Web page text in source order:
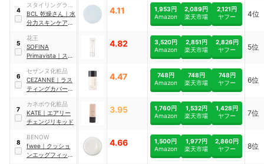
4
スタイリングライ
フ・ホールディン
グス
BCL 乾燥さん ｜ 水
分力スキンケア ク
ーション
4.11
1,953円
Amazon
2,089円
楽天市場
2,121円
ヤフー
4位
5
花王
SOFINA
Primavista ｜ ステ
4.82
3,520円
Amazon
2,851円
楽天市場
2,826円
ヤフー
5位
6
セザンヌ化粧品
CEZANNE ｜ ラス
ティングカバーフ
4.47
748円
Amazon
748円
楽天市場
748円
ヤフー
6位
7
カネボウ化粧品
KATE ｜ エアリー
チェンジリキッド
3.95
1,760円
Amazon
1,532円
楽天市場
1,428円
ヤフー
7位
8
BENOW
fwee ｜ クッショ
ンエッグフィット
4.66
1,500円
Amazon
1,977円
楽天市場
2,860円
ヤフー
8位